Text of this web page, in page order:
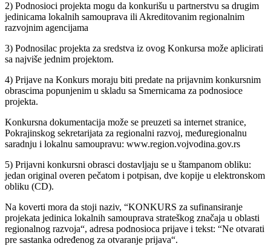
2) Podnosioci projekta mogu da konkurišu u partnerstvu sa drugim
jedinicama lokalnih samouprava ili Akreditovanim regionalnim
razvojnim agencijama
3) Podnosilac projekta za sredstva iz ovog Konkursa može aplicirati
sa najviše jednim projektom.
4) Prijave na Konkurs moraju biti predate na prijavnim konkursnim
obrascima popunjenim u skladu sa Smernicama za podnosioce
projekta.
Konkursna dokumentacija može se preuzeti sa internet stranice,
Pokrajinskog sekretarijata za regionalni razvoj, međuregionalnu
saradnju i lokalnu samoupravu: www.region.vojvodina.gov.rs
5) Prijavni konkursni obrasci dostavljaju se u štampanom obliku:
jedan original overen pečatom i potpisan, dve kopije u elektronskom
obliku (CD).
Na koverti mora da stoji naziv, “KONKURS za sufinansiranje
projekata jedinica lokalnih samouprava strateškog značaja u oblasti
regionalnog razvoja“, adresa podnosioca prijave i tekst: “Ne otvarati
pre sastanka određenog za otvaranje prijava“.